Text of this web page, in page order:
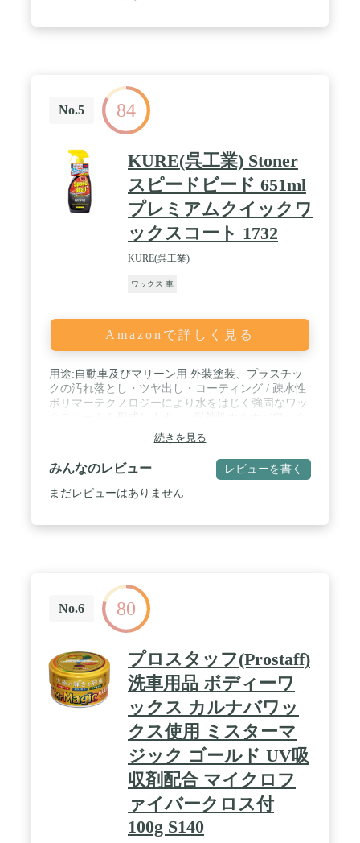
No.5 84
KURE(呉工業) Stoner
スピードビード 651ml
プレミアムクイックワ
ックスコート 1732
KURE(呉工業)
ワックス 車
Amazonで詳しく見る
用途:自動車及びマリーン用 外装塗装、プラスチッ
クの汚れ落とし・ツヤ出し・コーティング / 疎水性
ポリマーテクノロジーにより水をはじく強固なワッ
スが細かなキズを埋め、深みのある輝きを与えま
す。 / 汚れや油分等をすばやく落とします。 / 樹脂
パーツやガラスにも使用できます。 / ノーコンパウ
ンドタイプです。 / コーティング施工車にも使用で
きます。 / 適合色:オールカラー / 成分:疎水性ポリマ
続きを見る
みんなのレビュー レビューを書く
まだレビューはありません
No.6 80
プロスタッフ(Prostaff)
洗車用品 ボディーワ
ックス カルナバワッ
クス使用 ミスターマ
ジック ゴールド UV吸
収剤配合 マイクロフ
ァイバークロス付
100g S140